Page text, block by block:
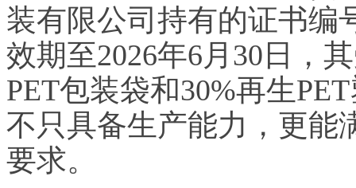
装有限公司持有的证书编
效期至2026年6月30日，
PET包装袋和30%再生
不只具备生产能力，更能
要求。